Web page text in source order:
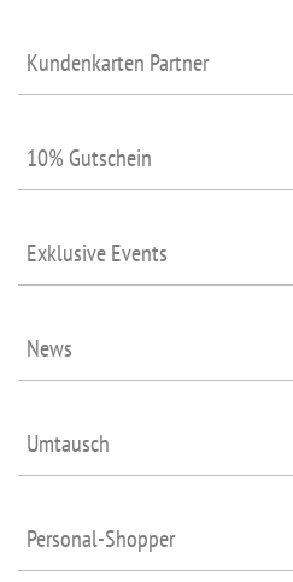
Kundenkarten Partner
10% Gutschein
Exklusive Events
News
Umtausch
Personal-Shopper